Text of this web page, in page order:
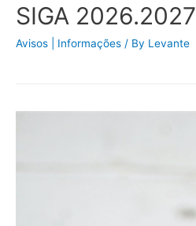
SIGA 2026.2027
Avisos | Informações / By Levante